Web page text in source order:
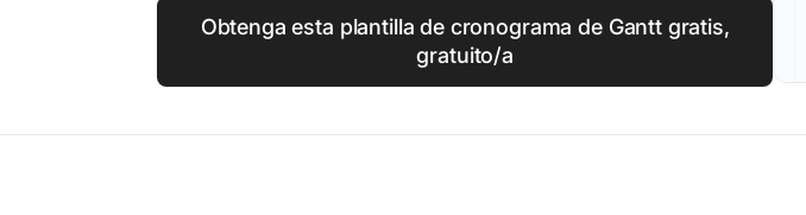
Obtenga esta plantilla de cronograma de Gantt gratis,
gratuito/a